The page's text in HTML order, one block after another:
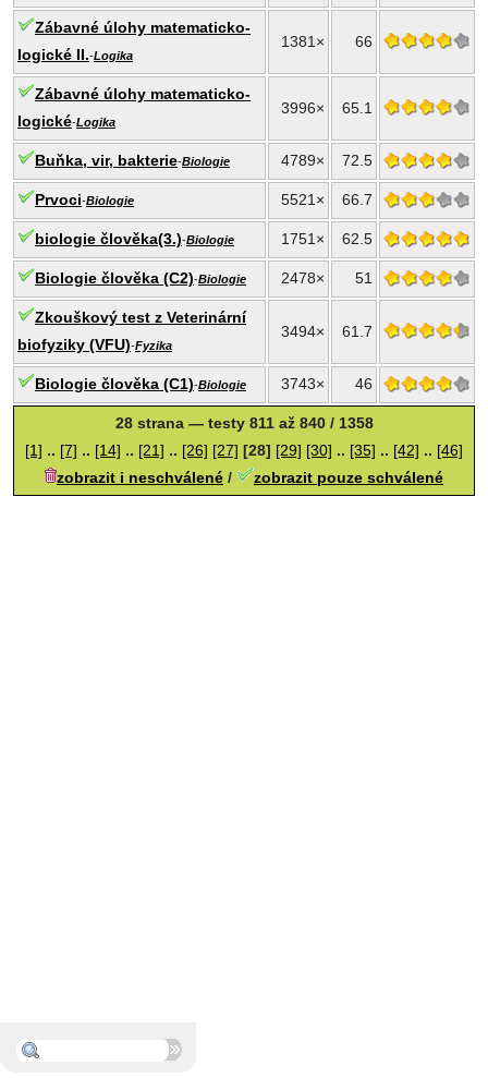
Zábavné úlohy matematicko-
logické II.-Logika
1381× 66
Zábavné úlohy matematicko-
logické-Logika
3996× 65.1
Buňka, vir, bakterie-Biologie 4789× 72.5
Prvoci-Biologie 5521× 66.7
biologie člověka(3.)-Biologie 1751× 62.5
Biologie člověka (C2)-Biologie 2478× 51
Zkouškový test z Veterinární
biofyziky (VFU)-Fyzika
3494× 61.7
Biologie člověka (C1)-Biologie 3743× 46
28 strana — testy 811 až 840 / 1358
[1] .. [7] .. [14] .. [21] .. [26] [27] [28] [29] [30] .. [35] .. [42] .. [46]
zobrazit i neschválené / zobrazit pouze schválené